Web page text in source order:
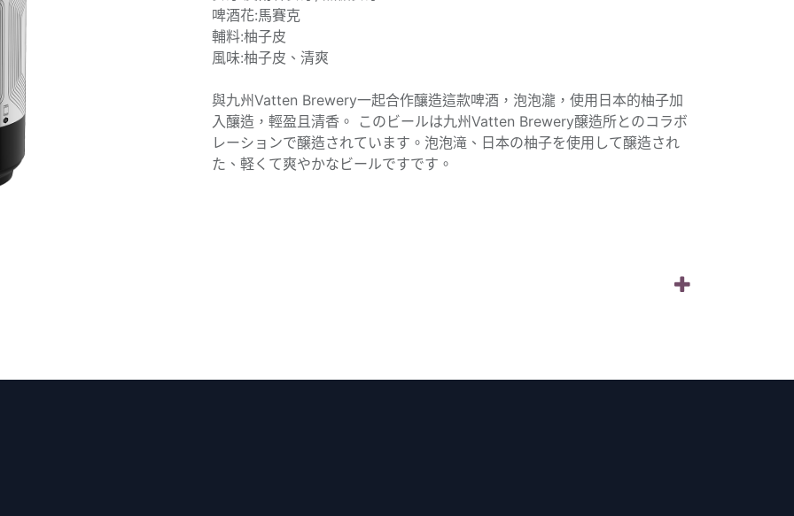
啤酒花:馬賽克
輔料:柚子皮
風味:柚子皮、清爽
與九州Vatten Brewery一起合作釀造這款啤酒，泡泡瀧，使用日本的柚子加
入釀造，輕盈且清香。 このビールは九州Vatten Brewery醸造所とのコラボ
レーションで醸造されています。泡泡滝、日本の柚子を使用して醸造され
た、軽くて爽やかなビールですです。